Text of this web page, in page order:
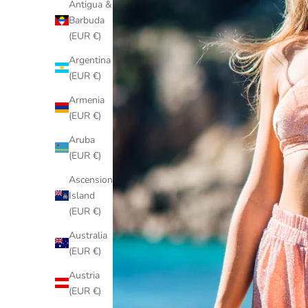
Antigua &
Barbuda
(EUR €)
Argentina
(EUR €)
Armenia
(EUR €)
Aruba
(EUR €)
Ascension
Island
(EUR €)
Australia
(EUR €)
Austria
(EUR €)